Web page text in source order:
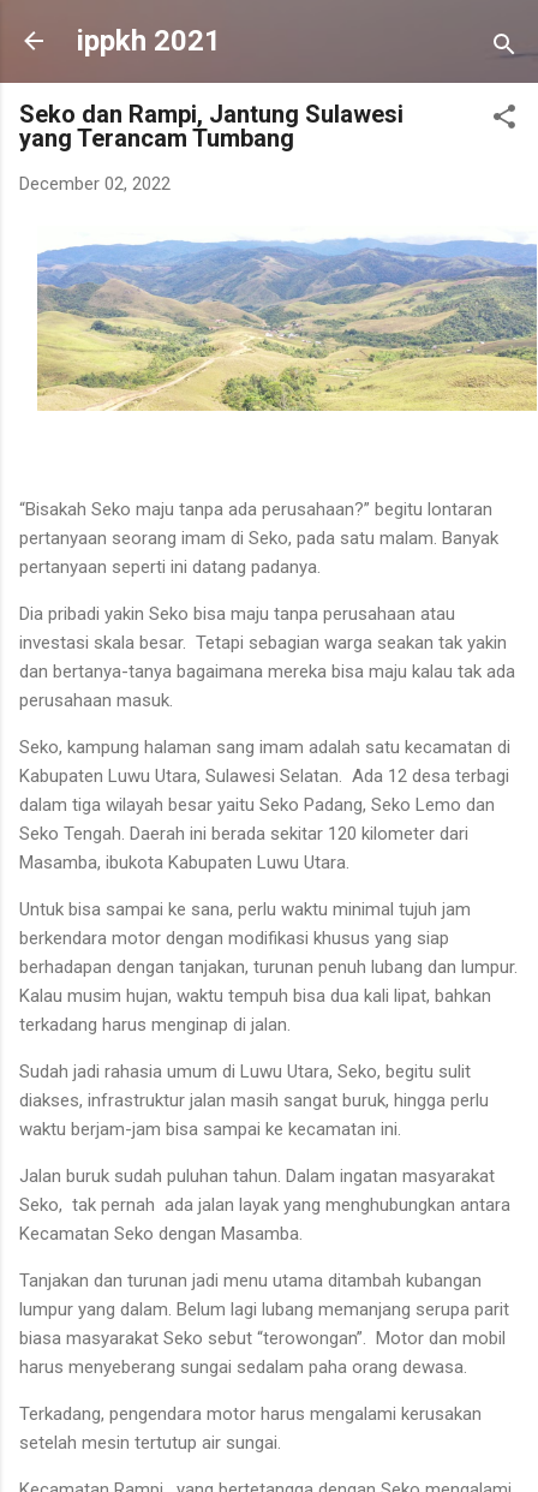
Skip to main content
ippkh 2021
Seko dan Rampi, Jantung Sulawesi
yang Terancam Tumbang
December 02, 2022
“Bisakah Seko maju tanpa ada perusahaan?” begitu lontaran
pertanyaan seorang imam di Seko, pada satu malam. Banyak
pertanyaan seperti ini datang padanya.
Dia pribadi yakin Seko bisa maju tanpa perusahaan atau
investasi skala besar. Tetapi sebagian warga seakan tak yakin
dan bertanya-tanya bagaimana mereka bisa maju kalau tak ada
perusahaan masuk.
Seko, kampung halaman sang imam adalah satu kecamatan di
Kabupaten Luwu Utara, Sulawesi Selatan. Ada 12 desa terbagi
dalam tiga wilayah besar yaitu Seko Padang, Seko Lemo dan
Seko Tengah. Daerah ini berada sekitar 120 kilometer dari
Masamba, ibukota Kabupaten Luwu Utara.
Untuk bisa sampai ke sana, perlu waktu minimal tujuh jam
berkendara motor dengan modifikasi khusus yang siap
berhadapan dengan tanjakan, turunan penuh lubang dan lumpur.
Kalau musim hujan, waktu tempuh bisa dua kali lipat, bahkan
terkadang harus menginap di jalan.
Sudah jadi rahasia umum di Luwu Utara, Seko, begitu sulit
diakses, infrastruktur jalan masih sangat buruk, hingga perlu
waktu berjam-jam bisa sampai ke kecamatan ini.
Jalan buruk sudah puluhan tahun. Dalam ingatan masyarakat
Seko, tak pernah ada jalan layak yang menghubungkan antara
Kecamatan Seko dengan Masamba.
Tanjakan dan turunan jadi menu utama ditambah kubangan
lumpur yang dalam. Belum lagi lubang memanjang serupa parit
biasa masyarakat Seko sebut “terowongan”. Motor dan mobil
harus menyeberang sungai sedalam paha orang dewasa.
Terkadang, pengendara motor harus mengalami kerusakan
setelah mesin tertutup air sungai.